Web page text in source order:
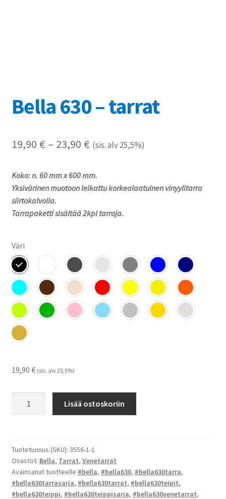
Toimitusehdot
Värikartta
Kassa
Bella 630 – tarrat
19,90 € – 23,90 €Hintaluokka:
-
(sis. alv 25,5%)
Koko: n. 60 mm x 600 mm.
Yksivärinen muotoon leikattu korkealaatuinen vinyylitarra
siirtokalvolla.
Tarrapaketti sisältää 2kpl tarroja.
Väri
19,90 € (sis. alv 25,5%)
määrä
Lisää ostoskoriin
Tuotetunnus (SKU): 3556-1-1
Osastot: Bella, Tarrat, Venetarrat
Avainsanat tuotteelle #bella, #bella630, #bella630tarra,
#bella630tarrasarja, #bella630tarrat, #bella630teipit,
#bella630teippi, #bella630teippisarja, #bella630venetarrat,